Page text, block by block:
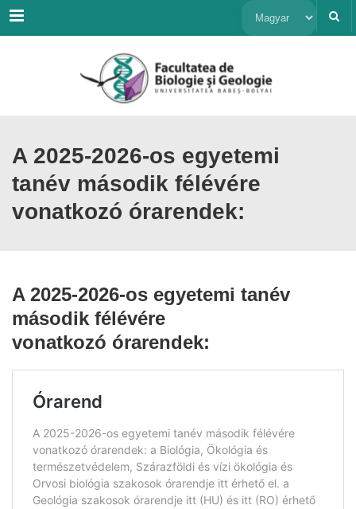
Menu Nyelv
A 2025-2026-os egyetemi
tanév második félévére
vonatkozó órarendek:
A 2025-2026-os egyetemi tanév
második félévére
vonatkozó órarendek: